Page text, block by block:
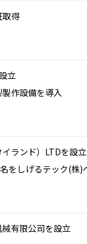
取得
立
作設備を導入
ランド）LTDを設立
をしげるテック(株)
有限公司を設立